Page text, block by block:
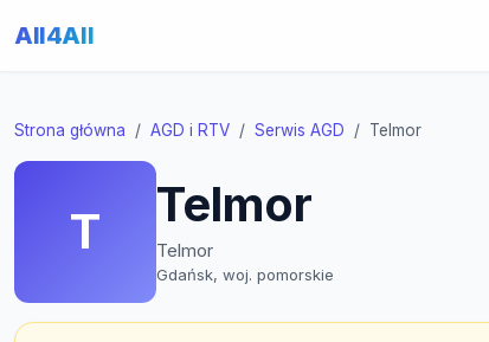
All4All
Strona główna AGD i RTV Serwis AGD Telmor
T Telmor
Telmor
Gdańsk, woj. pomorskie